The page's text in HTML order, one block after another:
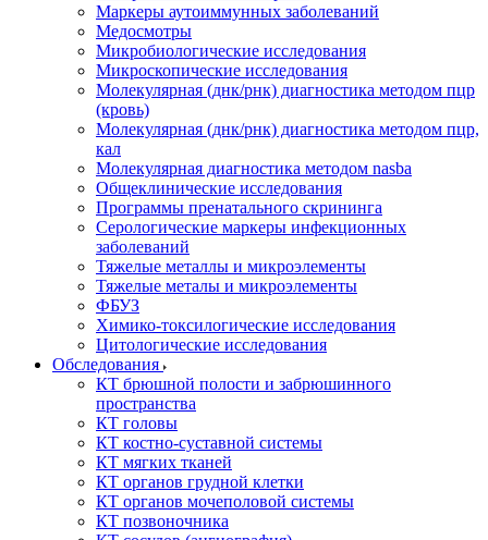
Маркеры аутоиммунных заболеваний
Медосмотры
Микробиологические исследования
Микроскопические исследования
Молекулярная (днк/рнк) диагностика методом пцр
(кровь)
Молекулярная (днк/рнк) диагностика методом пцр,
кал
Молекулярная диагностика методом nasba
Общеклинические исследования
Программы пренатального скрининга
Серологические маркеры инфекционных
заболеваний
Тяжелые металлы и микроэлементы
Тяжелые металы и микроэлементы
ФБУЗ
Химико-токсилогические исследования
Цитологические исследования
Обследования
КТ брюшной полости и забрюшинного
пространства
КТ головы
КТ костно-суставной системы
КТ мягких тканей
КТ органов грудной клетки
КТ органов мочеполовой системы
КТ позвоночника